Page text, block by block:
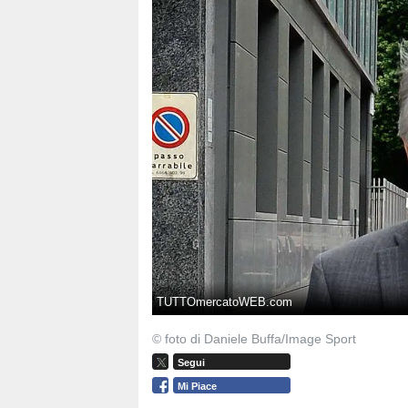
TUTTOmercatoWEB.com
© foto di Daniele Buffa/Image Sport
Segui
Mi Piace